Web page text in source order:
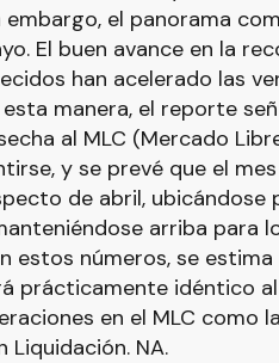
embargo, el panorama
El buen avance en la
han acelerado las
esta manera, el reporte
al MLC (Mercado
y se prevé que el
de abril,
arriba para
estos números, se
prácticamente idéntico
en el MLC como
Liquidación. NA.